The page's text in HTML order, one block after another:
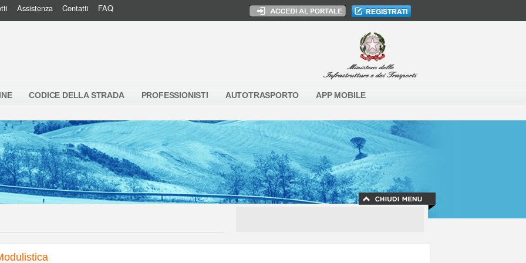
Assistenza Contatti FAQ
CODICE DELLA STRADA PROFESSIONISTI AUTOTRASPORTO APP MOBILE